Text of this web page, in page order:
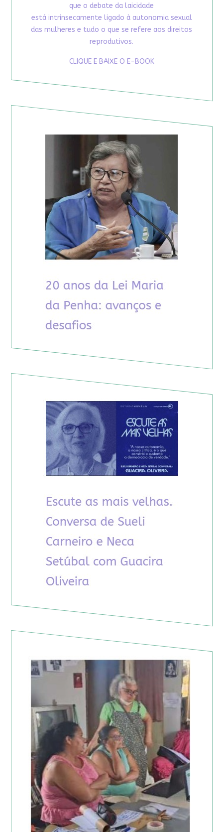
que o debate da laicidade
está intrinsecamente ligado à autonomia sexual
das mulheres e tudo o que se refere aos direitos
reprodutivos.
CLIQUE E BAIXE O E-BOOK